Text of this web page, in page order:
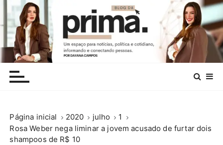
Página inicial 2020 julho
1
Rosa Weber nega liminar a jovem acusado de furtar dois
shampoos de R$ 10